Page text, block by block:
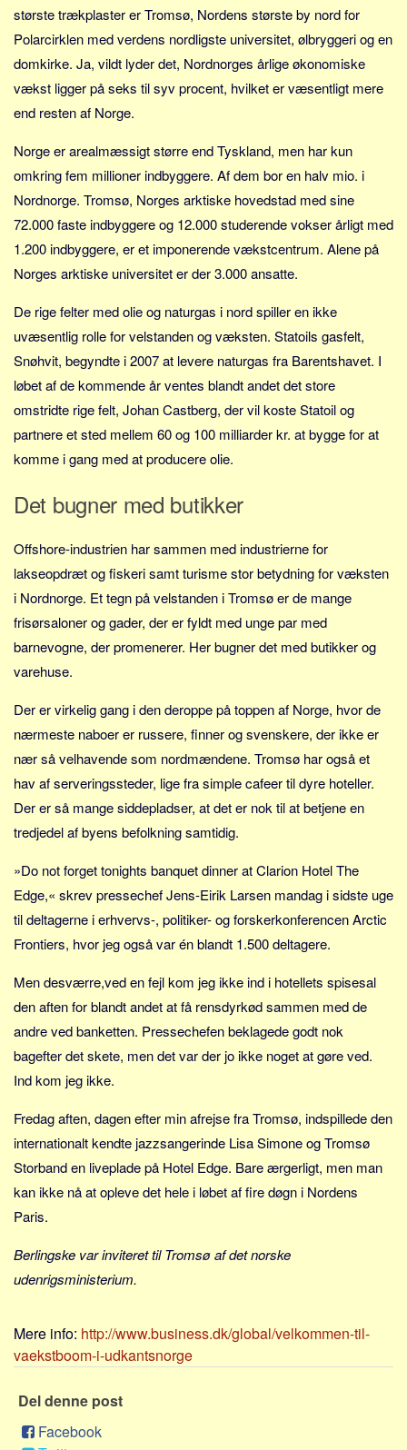
Forhistorien
Redigering
Tekstannoncer
Bannere
største trækplaster er Tromsø, Nordens største by nord for
Polarcirklen med verdens nordligste universitet, ølbryggeri og en
domkirke. Ja, vildt lyder det, Nordnorges årlige økonomiske
vækst ligger på seks til syv procent, hvilket er væsentligt mere
end resten af Norge.
Norge er arealmæssigt større end Tyskland, men har kun
omkring fem millioner indbyggere. Af dem bor en halv mio. i
Nordnorge. Tromsø, Norges arktiske hovedstad med sine
72.000 faste indbyggere og 12.000 studerende vokser årligt med
1.200 indbyggere, er et imponerende vækstcentrum. Alene på
Norges arktiske universitet er der 3.000 ansatte.
De rige felter med olie og naturgas i nord spiller en ikke
uvæsentlig rolle for velstanden og væksten. Statoils gasfelt,
Snøhvit, begyndte i 2007 at levere naturgas fra Barentshavet. I
løbet af de kommende år ventes blandt andet det store
omstridte rige felt, Johan Castberg, der vil koste Statoil og
partnere et sted mellem 60 og 100 milliarder kr. at bygge for at
komme i gang med at producere olie.
Det bugner med butikker
Offshore-industrien har sammen med industrierne for
lakseopdræt og fiskeri samt turisme stor betydning for væksten
i Nordnorge. Et tegn på velstanden i Tromsø er de mange
frisørsaloner og gader, der er fyldt med unge par med
barnevogne, der promenerer. Her bugner det med butikker og
varehuse.
Der er virkelig gang i den deroppe på toppen af Norge, hvor de
nærmeste naboer er russere, finner og svenskere, der ikke er
nær så velhavende som nordmændene. Tromsø har også et
hav af serveringssteder, lige fra simple cafeer til dyre hoteller.
Der er så mange siddepladser, at det er nok til at betjene en
tredjedel af byens befolkning samtidig.
»Do not forget tonights banquet dinner at Clarion Hotel The
Edge,« skrev pressechef Jens-Eirik Larsen mandag i sidste uge
til deltagerne i erhvervs-, politiker- og forskerkonferencen Arctic
Frontiers, hvor jeg også var én blandt 1.500 deltagere.
Men desværre,ved en fejl kom jeg ikke ind i hotellets spisesal
den aften for blandt andet at få rensdyrkød sammen med de
andre ved banketten. Pressechefen beklagede godt nok
bagefter det skete, men det var der jo ikke noget at gøre ved.
Ind kom jeg ikke.
Fredag aften, dagen efter min afrejse fra Tromsø, indspillede den
internationalt kendte jazzsangerinde Lisa Simone og Tromsø
Storband en liveplade på Hotel Edge. Bare ærgerligt, men man
kan ikke nå at opleve det hele i løbet af fire døgn i Nordens
Paris.
Berlingske var inviteret til Tromsø af det norske
udenrigsministerium.
Mere info: http://www.business.dk/global/velkommen-til-
vaekstboom-i-udkantsnorge
Del denne post
Facebook